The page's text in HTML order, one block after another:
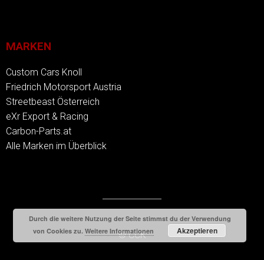
MARKEN
Custom Cars Knoll
Friedrich Motorsport Austria
Streetbeast Österreich
eXr Export & Racing
Carbon-Parts.at
Alle Marken im Überblick
© CCK
Durch die weitere Nutzung der Seite stimmst du der Verwendung
von Cookies zu.Weitere Informationen Akzeptieren